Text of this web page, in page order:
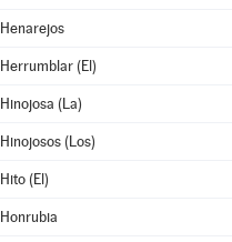
Henarejos
Herrumblar (El)
Hinojosa (La)
Hinojosos (Los)
Hito (El)
Honrubia